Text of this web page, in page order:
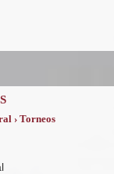
› Torneos